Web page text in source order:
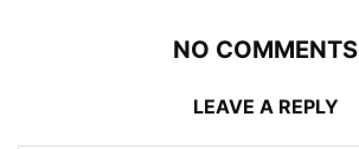
NO COMMENTS
LEAVE A REPLY